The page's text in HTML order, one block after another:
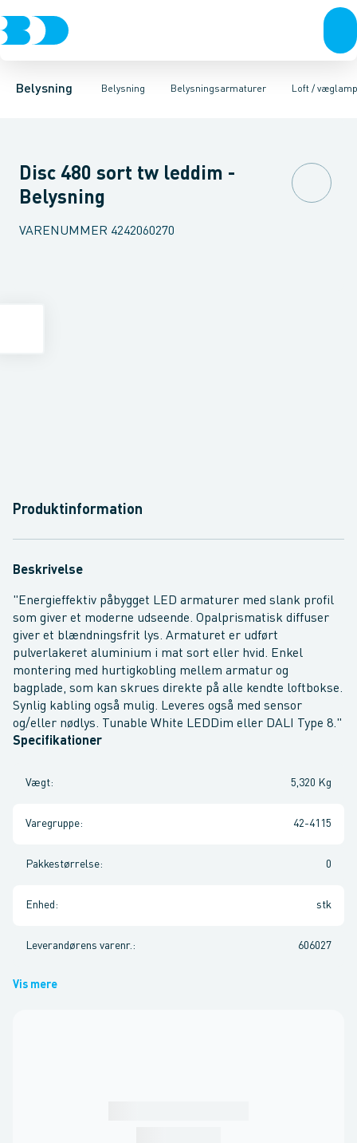
Belysning Belysning
Belysning Belysningsarmaturer
LyskilderBelysningsarmaturerLysstyringTilbehør tilLoft /
PendlerIndustriarmatur og halbelysningArmaturer for vej og
Disc 480 sort tw leddim -
Belysning
VARENUMMER 4242060270
Produktinformation
Beskrivelse
"Energieffektiv påbygget LED armaturer med slank profil
som giver et moderne udseende. Opalprismatisk diffuser
giver et blændningsfrit lys. Armaturet er udført
pulverlakeret aluminium i mat sort eller hvid. Enkel
montering med hurtigkobling mellem armatur og
bagplade, som kan skrues direkte på alle kendte loftbokse.
Synlig kabling også mulig. Leveres også med sensor
og/eller nødlys. Tunable White LEDDim eller DALI Type 8."
Specifikationer
Vægt: 5,320 Kg
Varegruppe: 42-4115
Pakkestørrelse: 0
Enhed : stk
Leverandørens varenr. : 606027
Vis mere